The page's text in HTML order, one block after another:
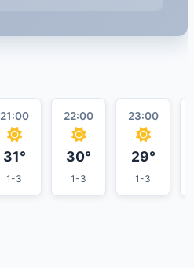
21:00
31°
1-3
22:00
30°
1-3
23:00
29°
1-3